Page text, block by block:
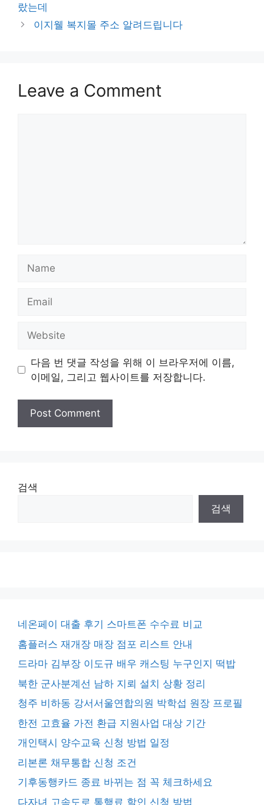
랐는데
이지웰 복지몰 주소 알려드립니다
Leave a Comment
다음 번 댓글 작성을 위해 이 브라우저에 이름,
이메일, 그리고 웹사이트를 저장합니다.
검색
검색
네온페이 대출 후기 스마트폰 수수료 비교
홈플러스 재개장 매장 점포 리스트 안내
드라마 김부장 이도규 배우 캐스팅 누구인지 떡밥
북한 군사분계선 남하 지뢰 설치 상황 정리
청주 비하동 강서서울연합의원 박학섭 원장 프로필
한전 고효율 가전 환급 지원사업 대상 기간
개인택시 양수교육 신청 방법 일정
리본론 채무통합 신청 조건
기후동행카드 종료 바뀌는 점 꼭 체크하세요
다자녀 고속도로 통행료 할인 신청 방법